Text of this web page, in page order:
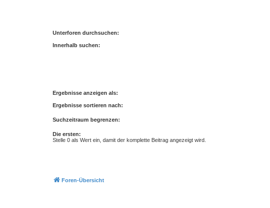
Unterforen durchsuchen:
Innerhalb suchen:
Ergebnisse anzeigen als:
Ergebnisse sortieren nach:
Suchzeitraum begrenzen:
Die ersten:
Stelle 0 als Wert ein, damit der komplette Beitrag angezeigt wird.
Foren-Übersicht